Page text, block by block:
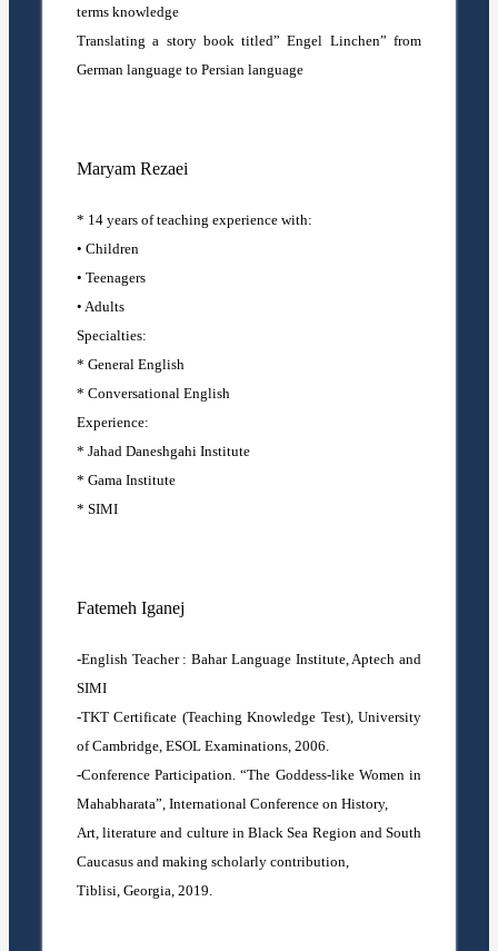
terms knowledge
Translating a story book titled” Engel Linchen” from
German language to Persian language
Maryam Rezaei
* 14 years of teaching experience with:
• Children
• Teenagers
• Adults
Specialties:
* General English
* Conversational English
Experience:
* Jahad Daneshgahi Institute
* Gama Institute
* SIMI
Fatemeh Iganej
-English Teacher : Bahar Language Institute, Aptech and
SIMI
-TKT Certificate (Teaching Knowledge Test), University
of Cambridge, ESOL Examinations, 2006.
-Conference Participation. “The Goddess-like Women in
Mahabharata”, International Conference on History,
Art, literature and culture in Black Sea Region and South
Caucasus and making scholarly contribution,
Tiblisi, Georgia, 2019.